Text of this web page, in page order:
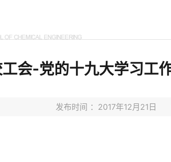
会-党的十九大学习工
发布时间 ：2017年12月21日